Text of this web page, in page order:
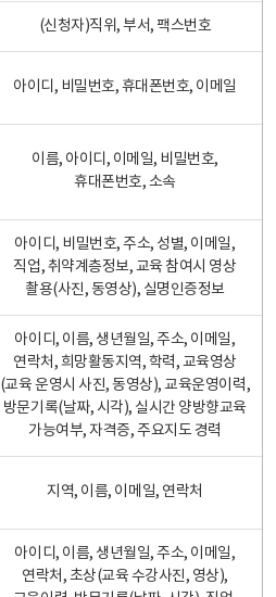
(신청자)직위, 부서, 팩스번호
아이디, 비밀번호, 휴대폰번호, 이메일
이름, 아이디, 이메일, 비밀번호,
휴대폰번호, 소속
아이디, 비밀번호, 주소, 성별, 이메일,
직업, 취약계층정보, 교육 참여시 영상
촬용(사진, 동영상), 실명인증정보
아이디, 이름, 생년월일, 주소, 이메일,
연락처, 희망활동지역, 학력, 교육영상
(교육 운영시 사진, 동영상), 교육운영이력,
방문기록(날짜, 시각), 실시간 양방향교육
가능여부, 자격증, 주요지도 경력
지역, 이름, 이메일, 연락처
아이디, 이름, 생년월일, 주소, 이메일,
연락처, 초상(교육 수강사진, 영상),